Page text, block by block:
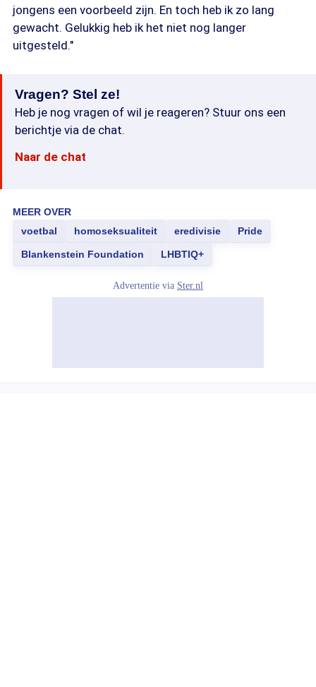
jongens een voorbeeld zijn. En toch heb ik zo lang
gewacht. Gelukkig heb ik het niet nog langer
uitgesteld."
Vragen? Stel ze!
Heb je nog vragen of wil je reageren? Stuur ons een
berichtje via de chat.
Naar de chat
MEER OVER
voetbal
homoseksualiteit eredivisie Pride
Blankenstein Foundation LHBTIQ+
Advertentie via Ster.nl